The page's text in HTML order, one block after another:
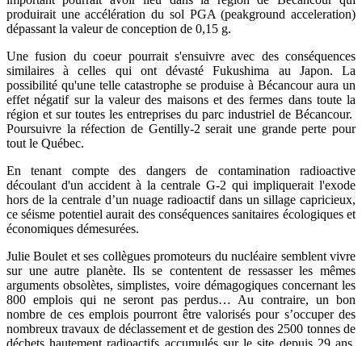
produirait une accélération du sol PGA (peakground acceleration)
dépassant la valeur de conception de 0,15 g.
Une fusion du coeur pourrait s'ensuivre avec des conséquences
similaires à celles qui ont dévasté Fukushima au Japon. La
possibilité qu'une telle catastrophe se produise à Bécancour aura un
effet négatif sur la valeur des maisons et des fermes dans toute la
région et sur toutes les entreprises du parc industriel de Bécancour.
Poursuivre la réfection de Gentilly-2 serait une grande perte pour
tout le Québec.
En tenant compte des dangers de contamination radioactive
découlant d'un accident à la centrale G-2 qui impliquerait l'exode
hors de la centrale d’un nuage radioactif dans un sillage capricieux,
ce séisme potentiel aurait des conséquences sanitaires écologiques et
économiques démesurées.
Julie Boulet et ses collègues promoteurs du nucléaire semblent vivre
sur une autre planète. Ils se contentent de ressasser les mêmes
arguments obsolètes, simplistes, voire démagogiques concernant les
800 emplois qui ne seront pas perdus… Au contraire, un bon
nombre de ces emplois pourront être valorisés pour s’occuper des
nombreux travaux de déclassement et de gestion des 2500 tonnes de